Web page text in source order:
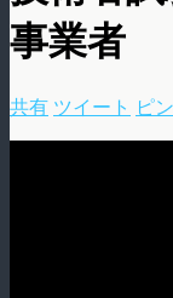
事業者
共有 ツイート ピン